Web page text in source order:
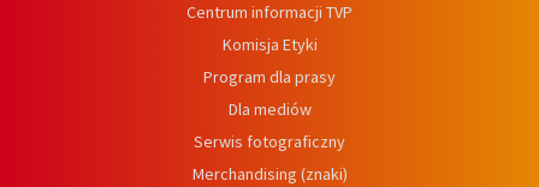
Centrum informacji TVP
Komisja Etyki
Program dla prasy
Dla mediów
Serwis fotograficzny
Merchandising (znaki)